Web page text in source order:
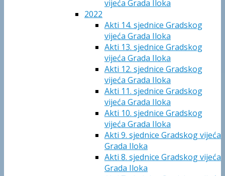
vijeća Grada Iloka
2022
Akti 14. sjednice Gradskog
vijeća Grada Iloka
Akti 13. sjednice Gradskog
vijeća Grada Iloka
Akti 12. sjednice Gradskog
vijeća Grada Iloka
Akti 11. sjednice Gradskog
vijeća Grada Iloka
Akti 10. sjednice Gradskog
vijeća Grada Iloka
Akti 9. sjednice Gradskog vijeća
Grada Iloka
Akti 8. sjednice Gradskog vijeća
Grada Iloka